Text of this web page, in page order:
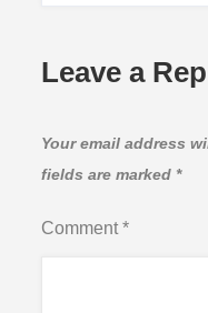
Leave a
Your email address
fields are marked *
Comment*